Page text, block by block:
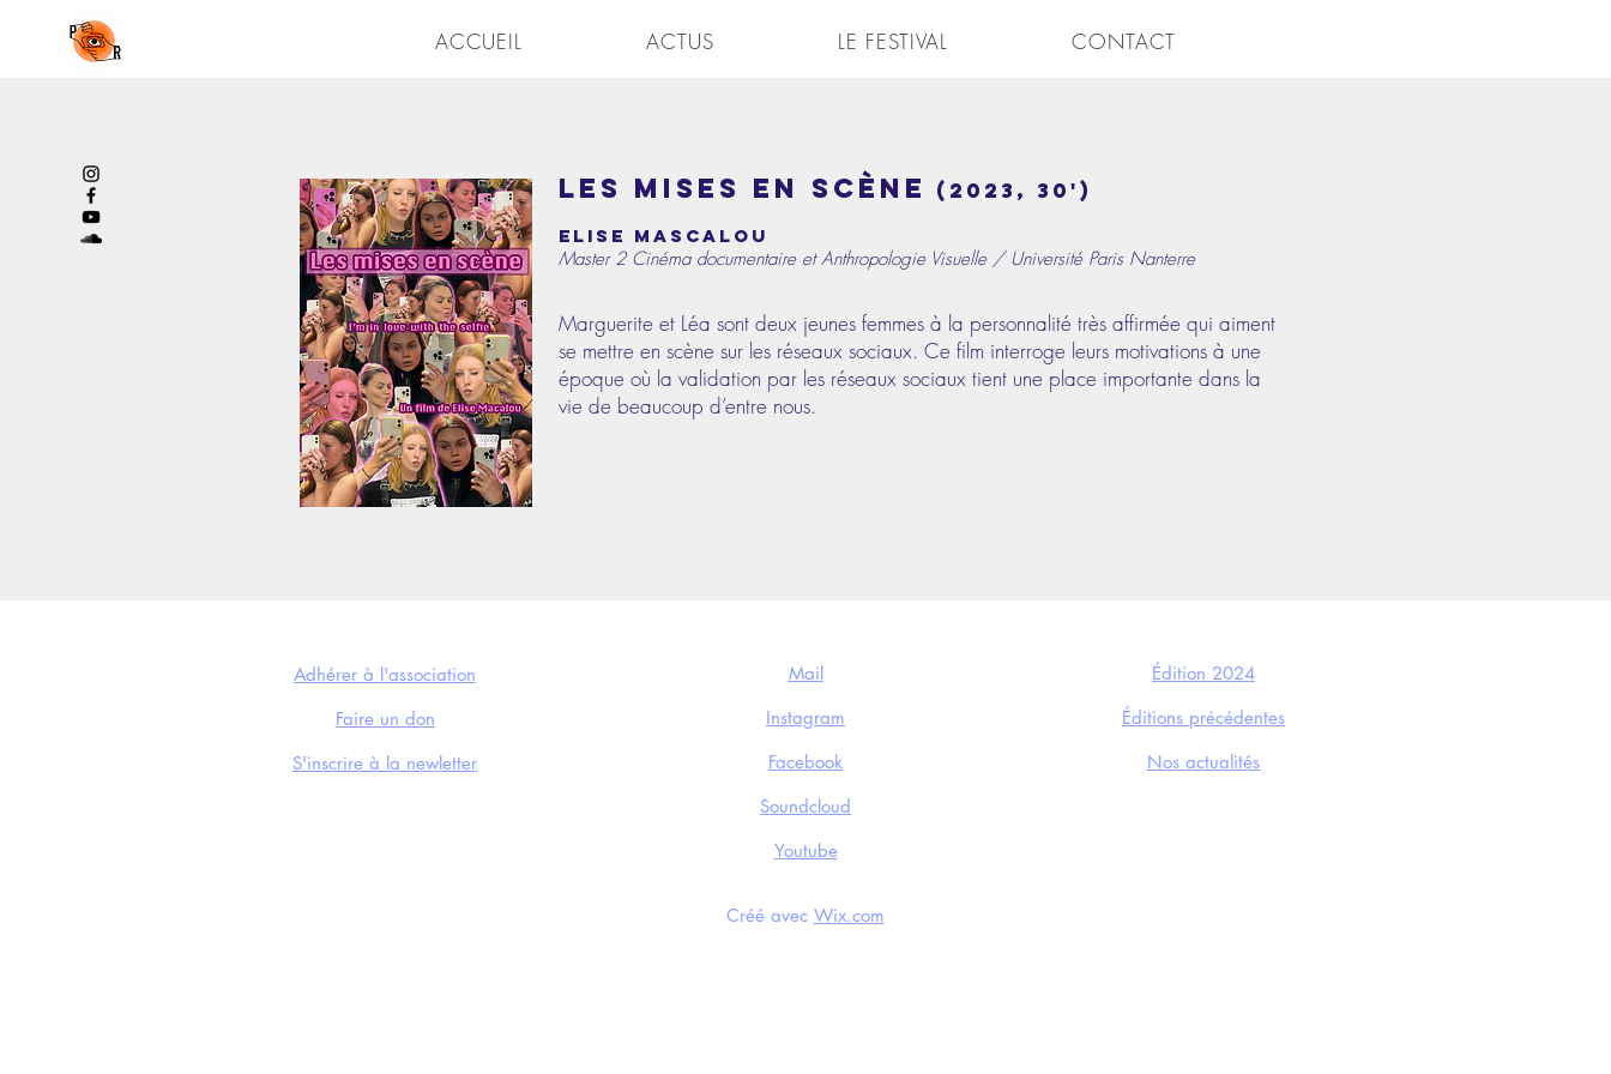
ACCUEIL ACTUS LE FESTIVAL CONTACT
Les mises en scène (2023, 30')
ELISE MASCALOu
Master 2 Cinéma documentaire et Anthropologie Visuelle / Université Paris Nanterre
Marguerite et Léa sont deux jeunes femmes à la personnalité très affirmée qui aiment
se mettre en scène sur les réseaux sociaux. Ce film interroge leurs motivations à une
époque où la validation par les réseaux sociaux tient une place importante dans la
vie de beaucoup d’entre nous.
Adhérer à l'association
Faire un don
S'inscrire à la newletter
Mail
Instagram
Facebook
Soundcloud
Youtube
Édition 2024
Éditions précédentes
Nos actualités
Créé avec Wix.com